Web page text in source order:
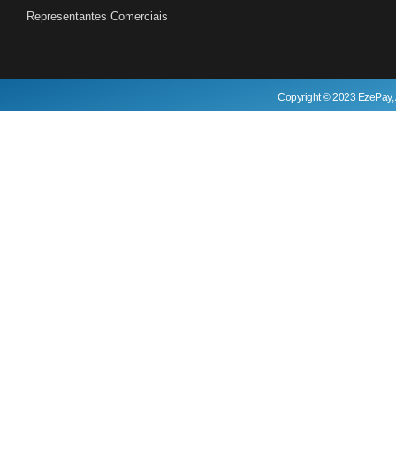
Representantes Comerciais
Copyright © 2023